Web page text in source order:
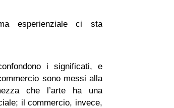
esperienziale ci sta
i significati, e
sono messi alla
che l’arte ha una
il commercio, invece,